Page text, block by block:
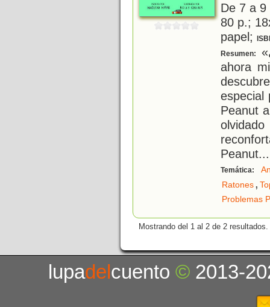
De 7 a
80 p.;
papel;
Resumen:
ahora
especial
Peanut
Peanut...
Temática:
Ratones,
Problemas
Mostrando del 1 al 2 de 2 resultados.
lupadelcuento© 2013-